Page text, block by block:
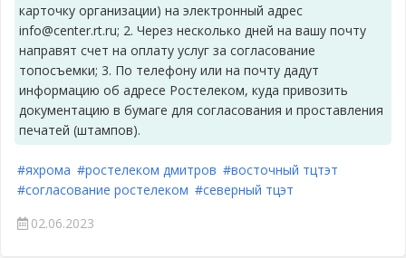
карточку организации) на электронный адрес
info@center.rt.ru; 2. Через несколько дней на вашу почту
направят счет на оплату услуг за согласование
топосъемки; 3. По телефону или на почту дадут
информацию об адресе Ростелеком, куда привозить
документацию в бумаге для согласования и проставления
печатей (штампов).
#яхрома #ростелеком дмитров #восточный тцтэт
#согласование ростелеком #северный тцэт
02.06.2023